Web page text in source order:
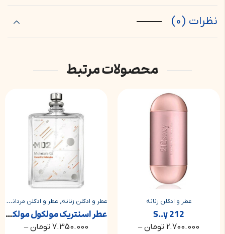
نظرات (0)
محصولات مرتبط
و ادکلن مشترک مردانه و زنانه
عطر و ادکلن زنانه
212 S..y
2.700.000 تومان –
عطر و ادکلن زنانه, عطر و ادکلن مردانه ,
عطر اسنتریک مولکول مولکول 02 | Escentric Molecules Molecule 02
7.350.000 تومان –